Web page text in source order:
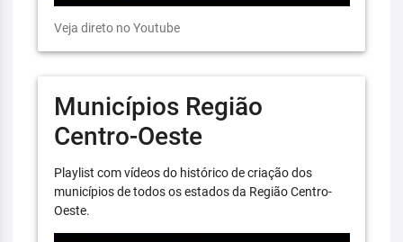
Veja direto no Youtube
Municípios Região
Centro-Oeste
Playlist com vídeos do histórico de criação dos
municípios de todos os estados da Região Centro-
Oeste.